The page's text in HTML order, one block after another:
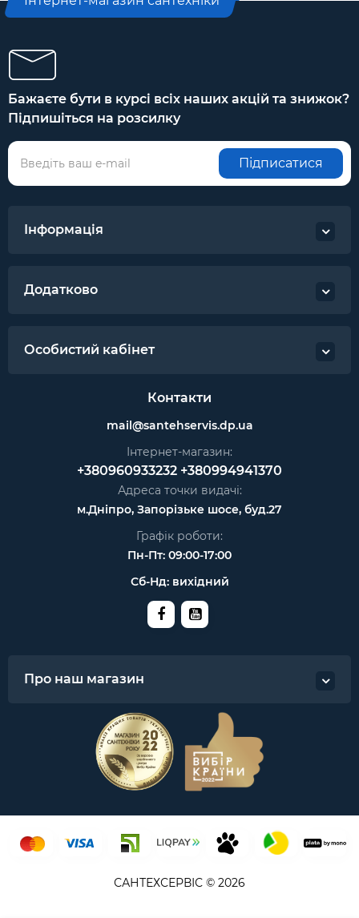
Бажаєте бути в курсі всіх наших акцій та знижок?
Підпишіться на розсилку
Підписатися
Інформація
Додатково
Особистий кабінет
Контакти
mail@santehservis.dp.ua
Інтернет-магазин:
+380960933232 +380994941370
Адреса точки видачі:
м.Дніпро, Запорізьке шосе, буд.27
Графік роботи:
Пн-Пт: 09:00-17:00
Сб-Нд: вихідний
Про наш магазин
САНТЕХСЕРВІС © 2026